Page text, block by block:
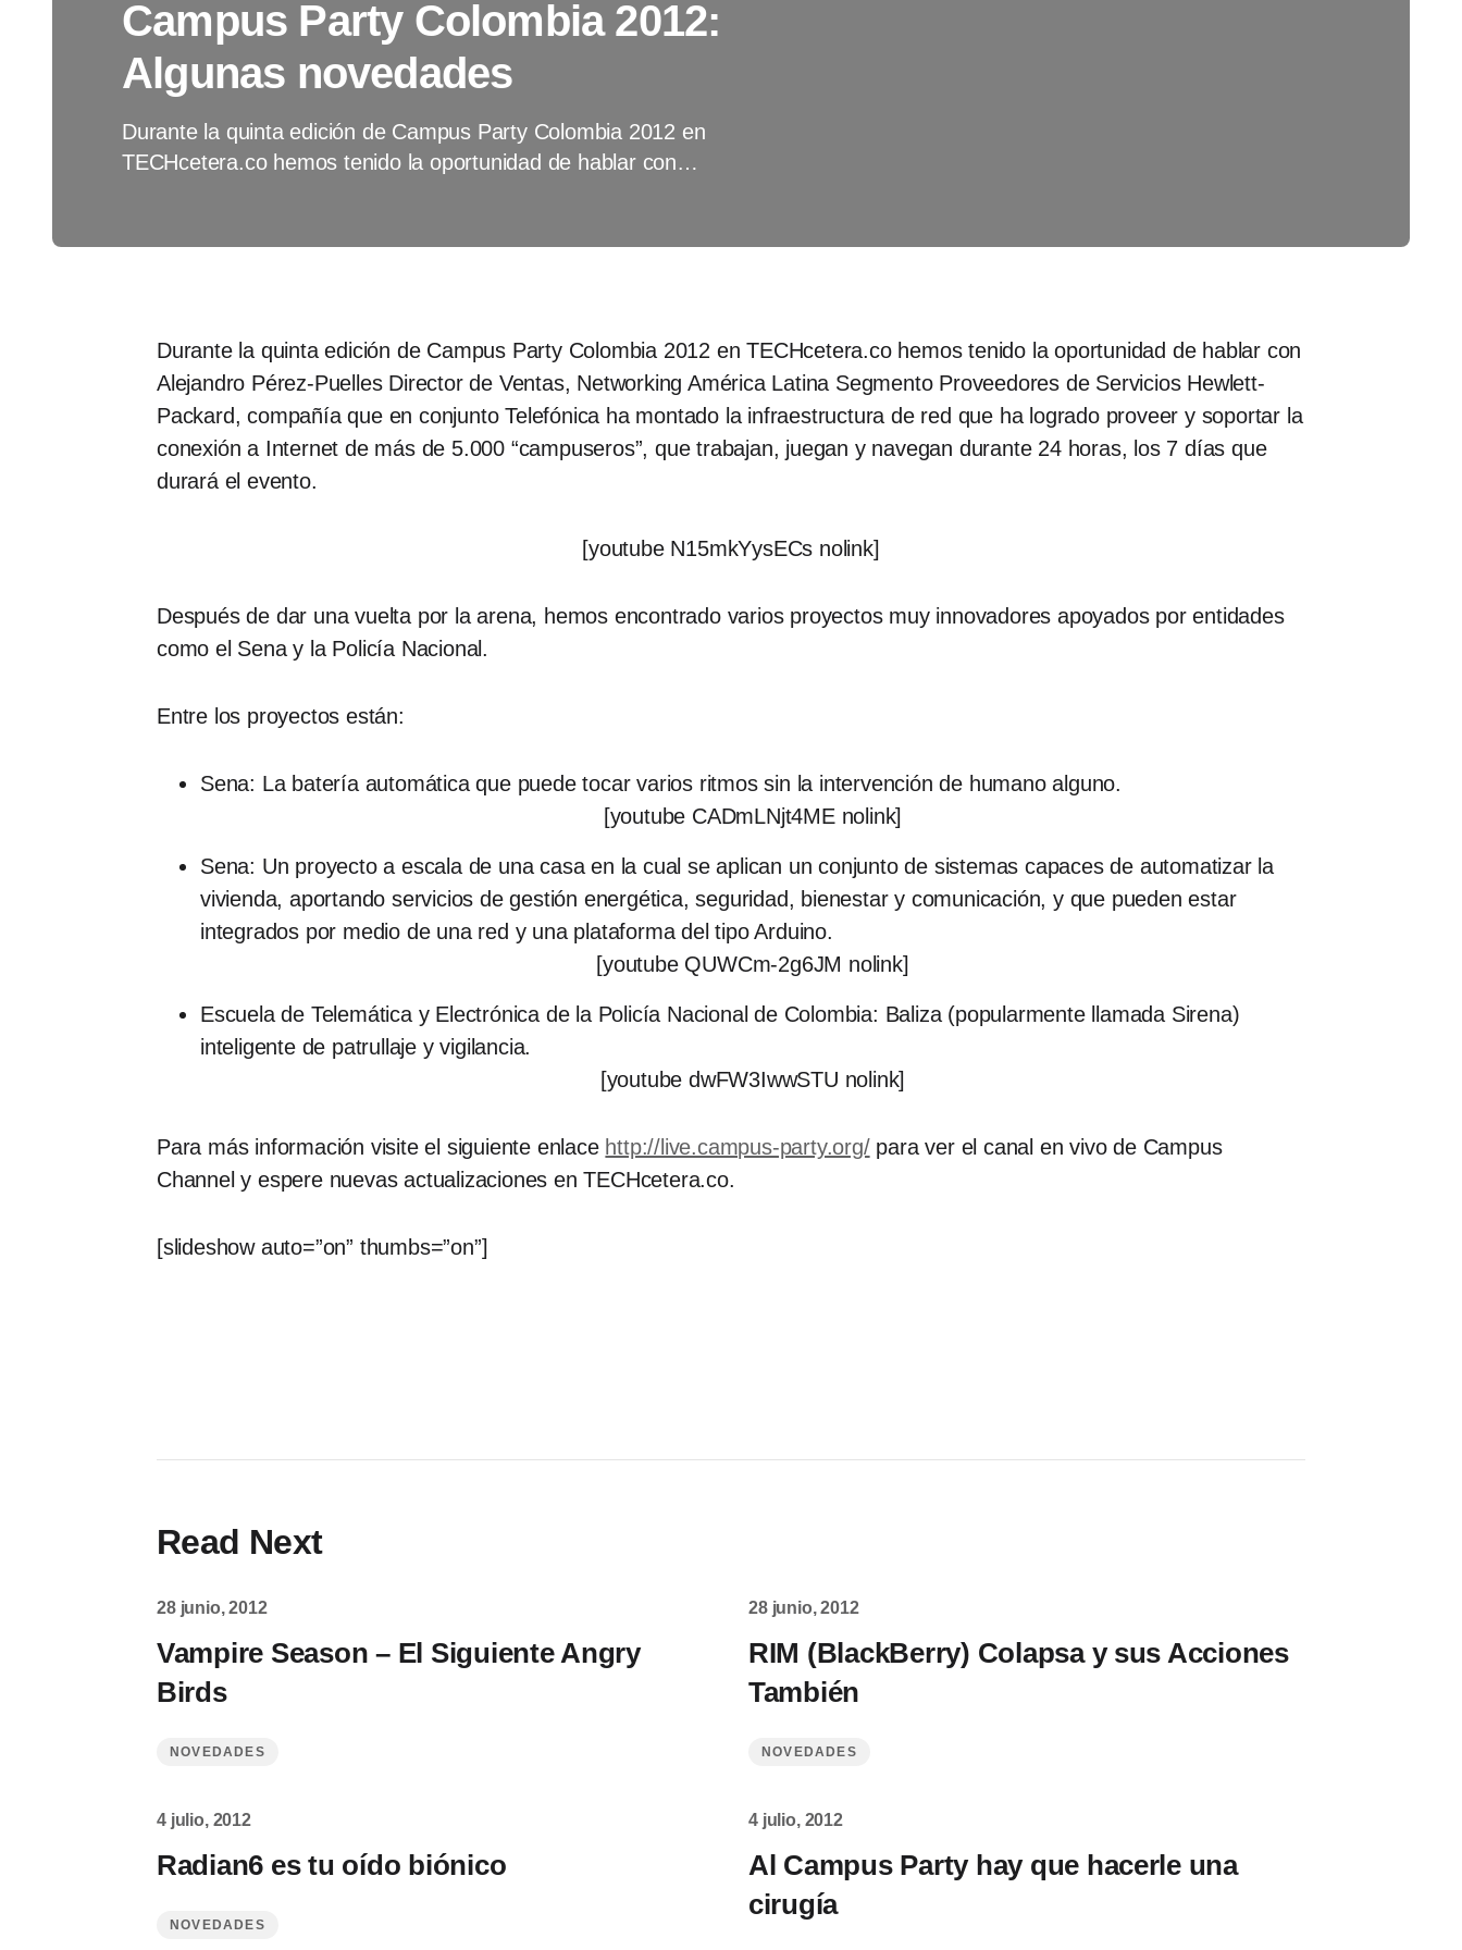
Campus Party Colombia 2012:
Algunas novedades
Durante la quinta edición de Campus Party Colombia 2012 en
TECHcetera.co hemos tenido la oportunidad de hablar con…
Durante la quinta edición de Campus Party Colombia 2012 en TECHcetera.co hemos tenido la oportunidad de hablar con
Alejandro Pérez-Puelles Director de Ventas, Networking América Latina Segmento Proveedores de Servicios Hewlett-
Packard, compañía que en conjunto Telefónica ha montado la infraestructura de red que ha logrado proveer y soportar la
conexión a Internet de más de 5.000 “campuseros”, que trabajan, juegan y navegan durante 24 horas, los 7 días que
durará el evento.
[youtube N15mkYysECs nolink]
Después de dar una vuelta por la arena, hemos encontrado varios proyectos muy innovadores apoyados por entidades
como el Sena y la Policía Nacional.
Entre los proyectos están:
Sena: La batería automática que puede tocar varios ritmos sin la intervención de humano alguno.
[youtube CADmLNjt4ME nolink]
Sena: Un proyecto a escala de una casa en la cual se aplican un conjunto de sistemas capaces de automatizar la
vivienda, aportando servicios de gestión energética, seguridad, bienestar y comunicación, y que pueden estar
integrados por medio de una red y una plataforma del tipo Arduino.
[youtube QUWCm-2g6JM nolink]
Escuela de Telemática y Electrónica de la Policía Nacional de Colombia: Baliza (popularmente llamada Sirena)
inteligente de patrullaje y vigilancia.
[youtube dwFW3IwwSTU nolink]
Para más información visite el siguiente enlace http://live.campus-party.org/para ver el canal en vivo de Campus
Channel y espere nuevas actualizaciones en TECHcetera.co.
[slideshow auto=”on” thumbs=”on”]
Read Next
28 junio, 2012
Vampire Season – El Siguiente Angry
Birds
NOVEDADES
28 junio, 2012
RIM (BlackBerry) Colapsa y sus Acciones
También
NOVEDADES
4 julio, 2012
Radian6 es tu oído biónico
NOVEDADES
4 julio, 2012
Al Campus Party hay que hacerle una
cirugía